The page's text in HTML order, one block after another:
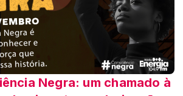
Negra: um chamado à